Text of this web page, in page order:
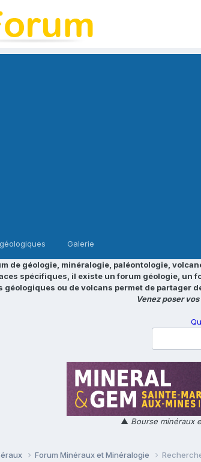
Galerie
de géologie, minéralogie, paléontologie,
spécifiques, il existe un forum géologie, un
ou de volcans permet de partager
Venez poser
▲ Bourse minéraux
Forum Minéraux et Minéralogie